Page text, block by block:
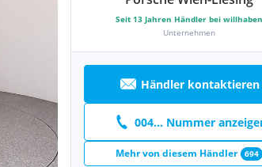
Seit 13 Jahren Händler bei willhaben
Unternehmen
Händler kontaktieren
004... Nummer
Mehr von diesem Händler 694